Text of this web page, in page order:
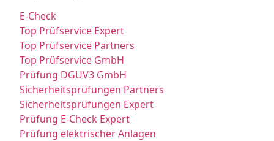
E-Check
Top Prüfservice Expert
Top Prüfservice Partners
Top Prüfservice GmbH
Prüfung DGUV3 GmbH
Sicherheitsprüfungen Partners
Sicherheitsprüfungen Expert
Prüfung E-Check Expert
Prüfung elektrischer Anlagen